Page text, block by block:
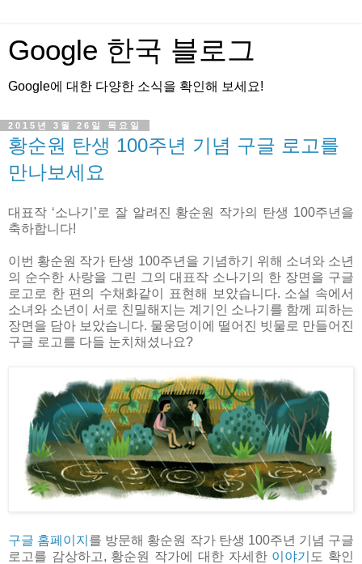
Google 한국 블로그
Google에 대한 다양한 소식을 확인해 보세요!
2015년 3월 26일 목요일
황순원 탄생 100주년 기념 구글 로고를
만나보세요
대표작 ‘소나기’로 잘 알려진 황순원 작가의 탄생 100주년을
축하합니다!
이번 황순원 작가 탄생 100주년을 기념하기 위해 소녀와 소년
의 순수한 사랑을 그린 그의 대표작 소나기의 한 장면을 구글
로고로 한 편의 수채화같이 표현해 보았습니다. 소설 속에서
소녀와 소년이 서로 친밀해지는 계기인 소나기를 함께 피하는
장면을 담아 보았습니다. 물웅덩이에 떨어진 빗물로 만들어진
구글 로고를 다들 눈치채셨나요?
구글 홈페이지 를 방문해 황순원 작가 탄생 100주년 기념 구글
로고를 감상하고, 황순원 작가에 대한 자세한 이야기 도 확인